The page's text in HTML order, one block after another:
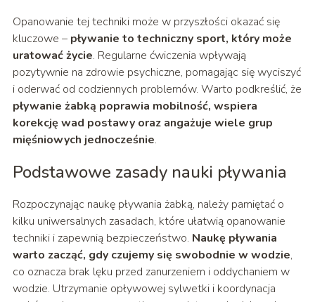
Opanowanie tej techniki może w przyszłości okazać się
kluczowe – pływanie to techniczny sport, który może
uratować życie. Regularne ćwiczenia wpływają
pozytywnie na zdrowie psychiczne, pomagając się wyciszyć
i oderwać od codziennych problemów. Warto podkreślić, że
pływanie żabką poprawia mobilność, wspiera
korekcję wad postawy oraz angażuje wiele grup
mięśniowych jednocześnie.
Podstawowe zasady nauki pływania
Rozpoczynając naukę pływania żabką, należy pamiętać o
kilku uniwersalnych zasadach, które ułatwią opanowanie
techniki i zapewnią bezpieczeństwo. Naukę pływania
warto zacząć, gdy czujemy się swobodnie w wodzie,
co oznacza brak lęku przed zanurzeniem i oddychaniem w
wodzie. Utrzymanie opływowej sylwetki i koordynacja